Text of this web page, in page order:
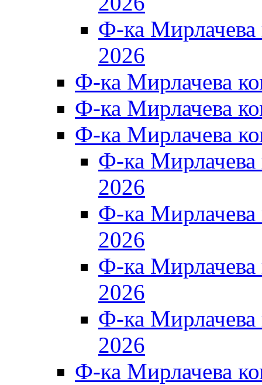
Ф-ка
2026
Ф-ка Мирлачева
Ф-ка Мирлачева
Ф-ка Мирлачева
Ф-ка
2026
Ф-ка
2026
Ф-ка
2026
Ф-ка
2026
Ф-ка Мирлачева